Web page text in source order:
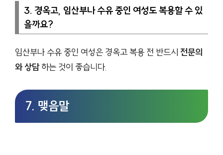
3. 경옥고, 임산부나 수유 중인 여성도 복용할 수 있
을까요?
임산부나 수유 중인 여성은 경옥고 복용 전 반드시 전문의
와 상담하는 것이 좋습니다.
7. 맺음말